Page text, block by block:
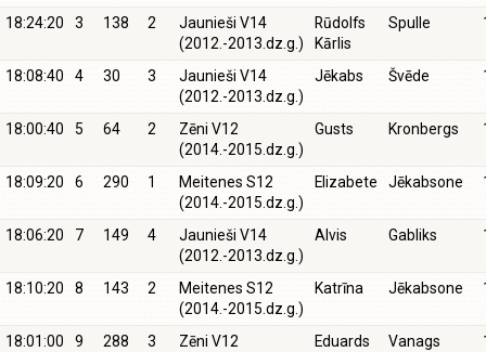
18:24:20 3 138 2
Jaunieši V14
(2012.-2013.dz.g.)
Rūdolfs
Kārlis
Spulle
18:08:40 4 30 3
Jaunieši V14
(2012.-2013.dz.g.)
Jēkabs Švēde
18:00:40 5 64 2
Zēni V12
(2014.-2015.dz.g.)
Gusts Kronbergs
18:09:20 6 290 1
Meitenes S12
(2014.-2015.dz.g.)
Elizabete Jēkabsone
18:06:20 7 149 4
Jaunieši V14
(2012.-2013.dz.g.)
Alvis Gabliks
18:10:20 8 143 2
Meitenes S12
(2014.-2015.dz.g.)
Katrīna Jēkabsone
18:01:00 9 288 3
Zēni V12
Eduards Vanags